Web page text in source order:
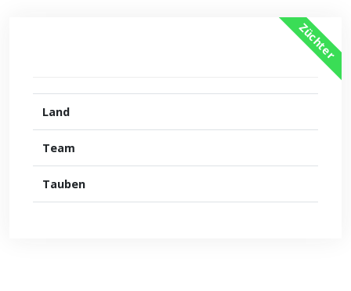
Züchter
Land
Team
Tauben